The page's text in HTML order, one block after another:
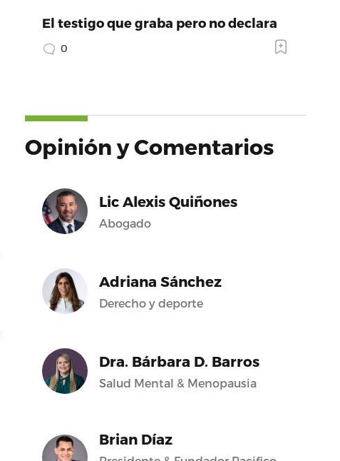
El testigo que graba pero no declara
0
Opinión y Comentarios
Lic Alexis Quiñones
Abogado
Adriana Sánchez
Derecho y deporte
Dra. Bárbara D. Barros
Salud Mental & Menopausia
Brian Díaz